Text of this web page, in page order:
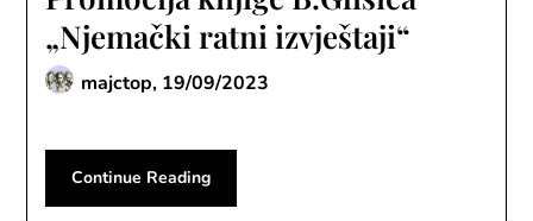
„Njemački ratni izvještaji“
majctop, 19/09/2023
Continue Reading